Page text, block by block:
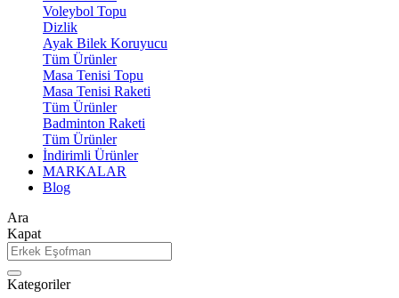
Voleybol Topu
Dizlik
Ayak Bilek Koruyucu
Tüm Ürünler
Masa Tenisi Topu
Masa Tenisi Raketi
Tüm Ürünler
Badminton Raketi
Tüm Ürünler
İndirimli Ürünler
MARKALAR
Blog
Ara
Kapat
Kategoriler